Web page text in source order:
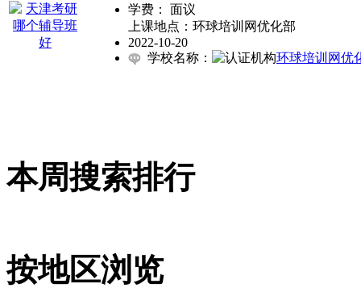
学费： 面议
上课地点：环球培训网优化部
2022-10-20
学校名称：
环球培训网优
本周搜索排行
按地区浏览